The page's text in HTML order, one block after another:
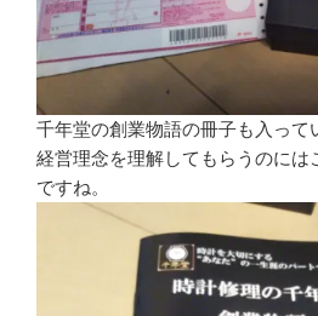
千年堂の創業物語の冊子も入って
経営理念を理解してもらうのには
ですね。